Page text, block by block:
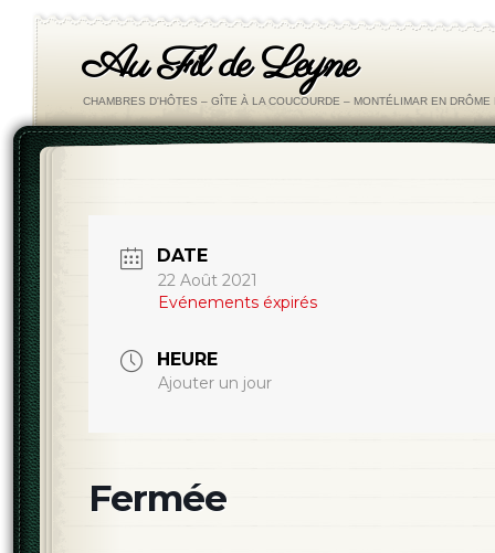
Au Fil de Leyne
CHAMBRES D'HÔTES – GÎTE À LA COUCOURDE – MONTÉLIMAR EN DRÔME
DATE
22 Août 2021
Evénements éxpirés
HEURE
Ajouter un jour
Fermée